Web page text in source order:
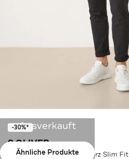
Ausverkauft
Ähnliche Produkte
-30%*
S.OLIVER
Casual-Sakko 9999_schwarz Slim Fit